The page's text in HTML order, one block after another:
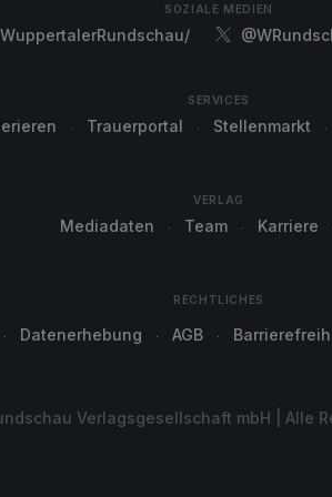
SOZIALE MEDIEN
SERVICES
Trauerportal Stellenmarkt
VERLAG
Mediadaten Team Karriere
RECHTLICHES
Datenerhebung AGB
Verlagsgesellschaft mbH | Alle